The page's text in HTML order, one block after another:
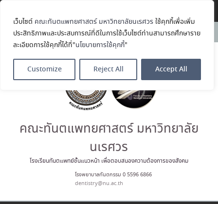
เว็บไซต์ คณะทันตแพทยศาสตร์ มหาวิทยาลัยนเรศวร ใช้คุกกี้เพื่อเพิ่ม
ประสิทธิภาพและประสบการณ์ที่ดีในการใช้เว็บไซต์ท่านสามารถศึกษาราย
ละเอียดการใช้คุกกี้ได้ที่"นโยบายการใช้คุกกี้"
Customize Reject All Accept All
News:
คณะทันตแพทยศาสตร์
มหาวิทยาลัยนเรศวร ร่วมออกบูธ
ประชาสัมพันธ์ หลักสูตรทันตแพทย
ประกาศนียบัตรผู้ช่วยทันตแพทย์
ในโครงการ Open House 2026
ตน ค้นหาตัวเอง
ประกาศคณะทันตแพทยศาสตร์
มหาวิทยาลัยนเรศวร เรื่อง ผู้ผ่าน
การสอบแข่งขันเข้าเป็นพนักงาน
ราชการ (เงินรายได้) ตำแหน่ง ผู้
ประมวลภาพบรรยากาศกิจกรรม
Dent Connect Board Game
2569 ณ คณะทันแพทยศาสตร์
คณะทันตแพทยศาสตร์ มหาวิทยาลัย
นเรศวร
โรงเรียนทันตแพทย์ชั้นแนวหน้า เพื่อตอบสนองความต้องการของสังคม
โรงพยาบาลทันตกรรม 0 5596 6866
dentistry@nu.ac.th